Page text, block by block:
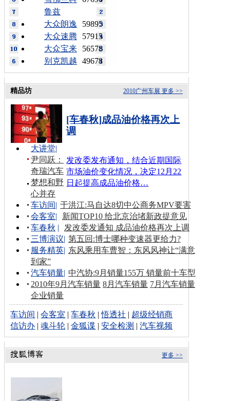
鲁兹
59895
大众朗逸
57915
大众速腾
56578
大众宝来
49678
别克凯越
更多 >>
2010广州车展
精品坊
[车春秋]成品油价格再次上
调
发改委发布通知，结合近期国际
市场油价变化情况，决定12月22
日起提高成品油价格…
大讲堂|
尹同跃：
奇瑞汽车
梦想和野
心并存
车访间| 于洪江:马自达8切中公商务MPV要害
会客室|
新闻TOP10 给北京治堵新政提意见
车春秋 |
发改委发通知 成品油价格再次上调
三博演议| 第五回:博士哪种变速器更给力?
服务精英| 东风乘用车曹智：东风风神让“满意
到家”
汽车销量| 中汽协:9月销量155万 销量前十车型
2010年9月汽车销量 8月汽车销量 7月汽车销量
企业销量
车访间 |会客室 |车春秋 |悟透社 | 超级经销商
信访办 |魂斗轮 |金狐谍 |安全检测 |汽车视频
更多 >>